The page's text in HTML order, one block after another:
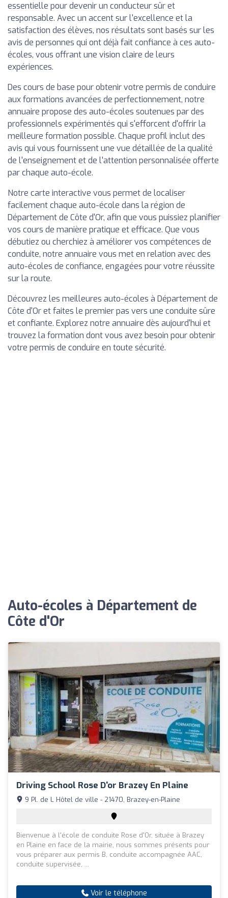
essentielle pour devenir un conducteur sûr et
responsable. Avec un accent sur l'excellence et la
satisfaction des élèves, nos résultats sont basés sur les
avis de personnes qui ont déjà fait confiance à ces auto-
écoles, vous offrant une vision claire de leurs
expériences.
Des cours de base pour obtenir votre permis de conduire
aux formations avancées de perfectionnement, notre
annuaire propose des auto-écoles soutenues par des
professionnels expérimentés qui s'efforcent d'offrir la
meilleure formation possible. Chaque profil inclut des
avis qui vous fournissent une vue détaillée de la qualité
de l'enseignement et de l'attention personnalisée offerte
par chaque auto-école.
Notre carte interactive vous permet de localiser
facilement chaque auto-école dans la région de
Département de Côte d'Or, afin que vous puissiez planifier
vos cours de manière pratique et efficace. Que vous
débutiez ou cherchiez à améliorer vos compétences de
conduite, notre annuaire vous met en relation avec des
auto-écoles de confiance, engagées pour votre réussite
sur la route.
Découvrez les meilleures auto-écoles à Département de
Côte d'Or et faites le premier pas vers une conduite sûre
et confiante. Explorez notre annuaire dès aujourd'hui et
trouvez la formation dont vous avez besoin pour obtenir
votre permis de conduire en toute sécurité.
Auto-écoles à Département de
Côte d'Or
Driving School Rose D'or Brazey En Plaine
9 Pl. de L Hôtel de ville - 21470, Brazey-en-Plaine
Bienvenue à l'école de conduite Rose d'Or, située à Brazey
en Plaine en face de la mairie, nous sommes présents pour
vous préparer aux permis B, conduite accompagnée AAC,
conduite supervisée, ...
Voir le téléphone